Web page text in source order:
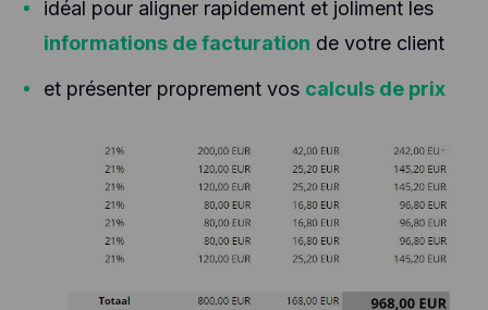
idéal pour aligner rapidement et joliment les
informations de facturation de votre client
et présenter proprement vos calculs de prix